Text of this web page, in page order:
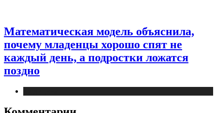
Математическая модель объяснила,
почему младенцы хорошо спят не
каждый день, а подростки ложатся
поздно